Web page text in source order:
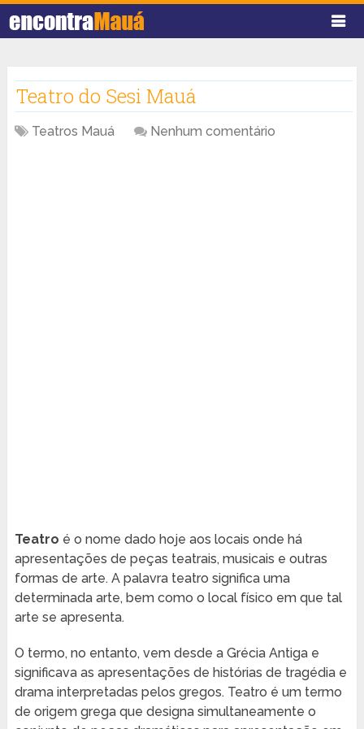
Teatro do Sesi Mauá
Teatros Mauá Nenhum comentário
Teatro é o nome dado hoje aos locais onde há
apresentações de peças teatrais, musicais e outras
formas de arte. A palavra teatro significa uma
determinada arte, bem como o local físico em que tal
arte se apresenta.
O termo, no entanto, vem desde a Grécia Antiga e
significava as apresentações de histórias de tragédia e
drama interpretadas pelos gregos. Teatro é um termo
de origem grega que designa simultaneamente o